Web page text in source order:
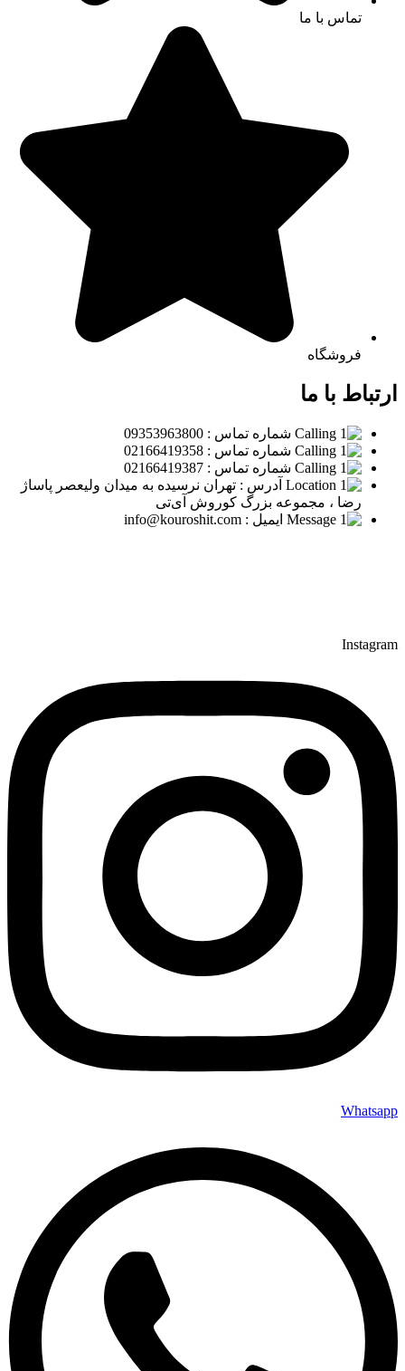
تماس با ما
فروشگاه
ارتباط با ما
شماره تماس : 09353963800
شماره تماس : 02166419358
شماره تماس : 02166419387
آدرس : تهران نرسیده به میدان ولیعصر پاساژ
رضا ، مجموعه بزرگ کوروش آی‌تی
ایمیل : info@kouroshit.com
Instagram
Whatsapp